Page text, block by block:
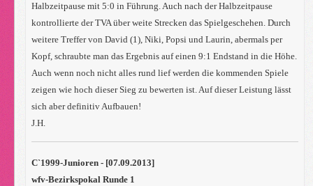
Halbzeitpause mit 5:0 in Führung. Auch nach der Halbzeitpause
kontrollierte der TVA über weite Strecken das Spielgeschehen. Durch
weitere Treffer von David (1), Niki, Popsi und Laurin, abermals per
Kopf, schraubte man das Ergebnis auf einen 9:1 Endstand in die Höhe.
Auch wenn noch nicht alles rund lief werden die kommenden Spiele
zeigen wie hoch dieser Sieg zu bewerten ist. Auf dieser Leistung lässt
sich aber definitiv Aufbauen!
J.H.
C`1999-Junioren - [07.09.2013]
wfv-Bezirkspokal Runde 1